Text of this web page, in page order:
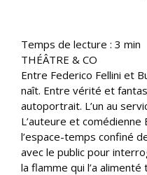
Temps de lecture : 3 min
THÉÂTRE & CO
Entre Federico Fellini et
naît. Entre vérité et
autoportrait. L’un au
L’auteure et
l’espace-temps confiné
avec le public pour
la flamme qui l’a